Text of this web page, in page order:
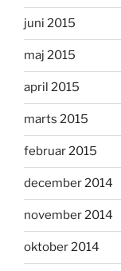
juni 2015
maj 2015
april 2015
marts 2015
februar 2015
december 2014
november 2014
oktober 2014